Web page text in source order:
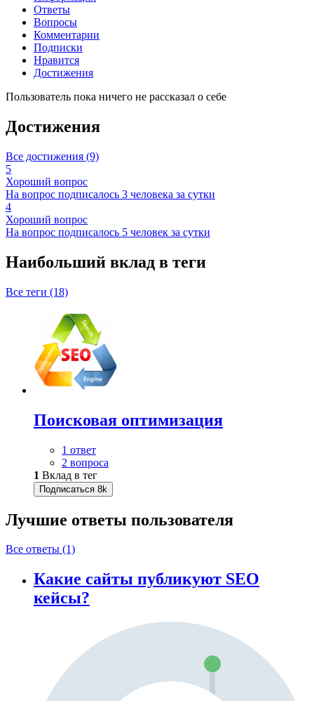
Ответы
Вопросы
Комментарии
Подписки
Нравится
Достижения
Пользователь пока ничего не рассказал о себе
Достижения
Все достижения (9)
5
Хороший вопрос
На вопрос подписалось 3 человека за сутки
4
Хороший вопрос
На вопрос подписалось 5 человек за сутки
Наибольший вклад в теги
Все теги (18)
Поисковая оптимизация
1 ответ
2 вопроса
1 Вклад в тег
Подписаться 8k
Лучшие ответы пользователя
Все ответы (1)
Какие сайты публикуют SEO
кейсы?